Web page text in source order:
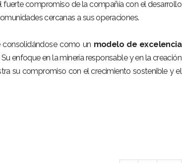
fuerte compromiso de la compañía con el desarrollo
cercanas a sus operaciones.
consolidándose como un modelo de excelencia
Su enfoque en la minería responsable y en la creación
su compromiso con el crecimiento sostenible y el